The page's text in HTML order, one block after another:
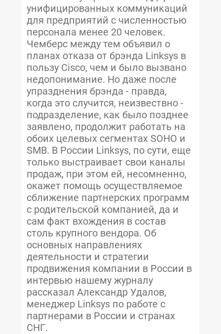
унифицированных коммуникаций
для предприятий с численностью
персонала менее 20 человек.
Чемберс между тем объявил о
планах отказа от брэнда Linksys в
пользу Cisco, чем и было вызвано
недопонимание. Но даже после
упразднения брэнда - правда,
когда это случится, неизвествно -
подразделение, как было позднее
заявлено, продолжит работать на
обоих целевых сегментах SOHO и
SMB. В России Linksys, по сути, еще
только выстраивает свои каналы
продаж, при этом ей, несомненно,
окажет помощь осуществляемое
сближение партнерских программ
с родительской компанией, да и
сам факт вхождения в состав
столь крупного вендора. Об
основных направлениях
деятельности и стратегии
продвижения компании в России в
интервью нашему журналу
рассказал Александр Удалов,
менеджер Linksys по работе с
партнерами в России и странах
СНГ.